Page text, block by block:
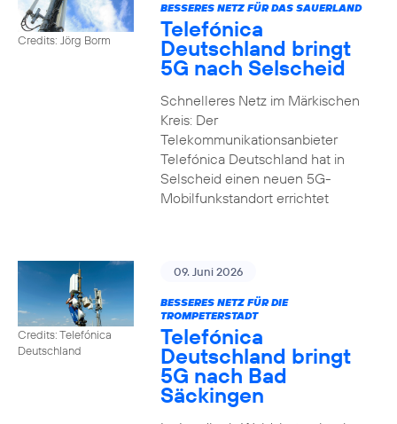
Credits: Jörg Borm
BESSERES NETZ FÜR DAS SAUERLAND
Telefónica
Deutschland bringt
5G nach Selscheid
Schnelleres Netz im Märkischen
Kreis: Der
Telekommunikationsanbieter
Telefónica Deutschland hat in
Selscheid einen neuen 5G-
Mobilfunkstandort errichtet
Credits: Telefónica
Deutschland
09. Juni 2026
BESSERES NETZ FÜR DIE
TROMPETERSTADT
Telefónica
Deutschland bringt
5G nach Bad
Säckingen